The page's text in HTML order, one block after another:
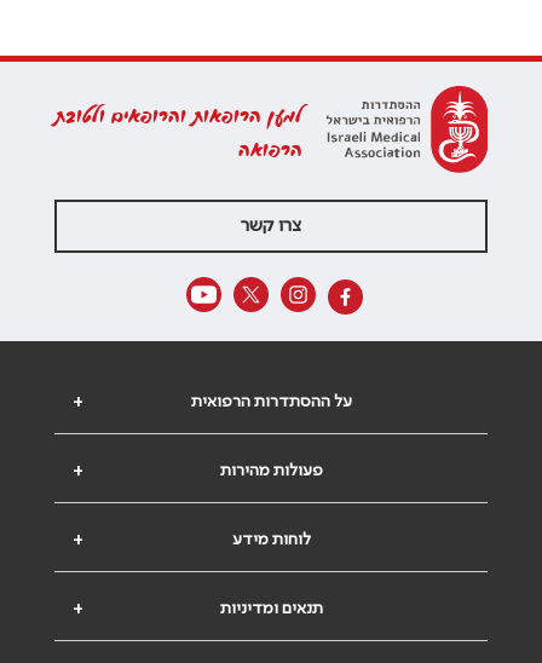
למען הרופאות והרופאים ולטובת
הרפואה
צרו קשר
+ על ההסתדרות הרפואית
+ פעולות מהירות
+ לוחות מידע
+ תנאים ומדיניות